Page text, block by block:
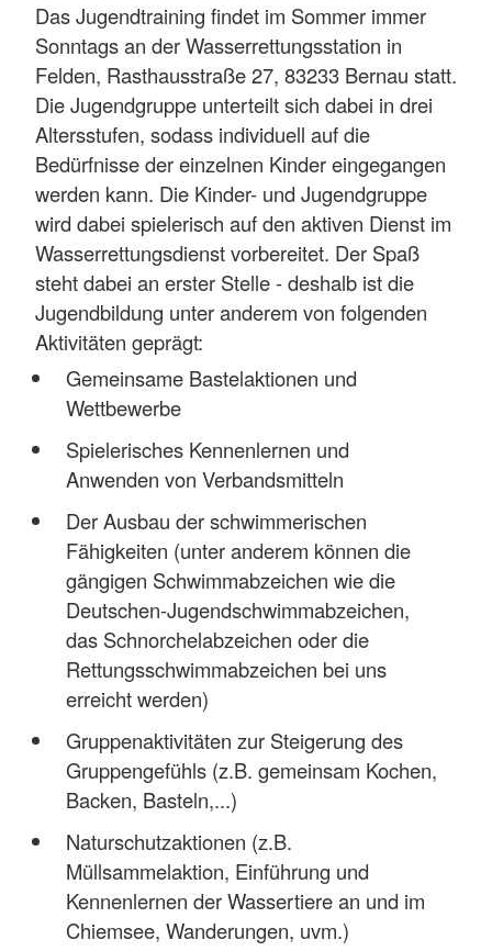
Das Jugendtraining findet im Sommer immer
Sonntags an der Wasserrettungsstation in
Felden, Rasthausstraße 27, 83233 Bernau statt.
Die Jugendgruppe unterteilt sich dabei in drei
Altersstufen, sodass individuell auf die
Bedürfnisse der einzelnen Kinder eingegangen
werden kann. Die Kinder- und Jugendgruppe
wird dabei spielerisch auf den aktiven Dienst im
Wasserrettungsdienst vorbereitet. Der Spaß
steht dabei an erster Stelle - deshalb ist die
Jugendbildung unter anderem von folgenden
Aktivitäten geprägt:
Gemeinsame Bastelaktionen und
Wettbewerbe
Spielerisches Kennenlernen und
Anwenden von Verbandsmitteln
Der Ausbau der schwimmerischen
Fähigkeiten (unter anderem können die
gängigen Schwimmabzeichen wie die
Deutschen-Jugendschwimmabzeichen,
das Schnorchelabzeichen oder die
Rettungsschwimmabzeichen bei uns
erreicht werden)
Gruppenaktivitäten zur Steigerung des
Gruppengefühls (z.B. gemeinsam Kochen,
Backen, Basteln,...)
Naturschutzaktionen (z.B.
Müllsammelaktion, Einführung und
Kennenlernen der Wassertiere an und im
Chiemsee, Wanderungen, uvm.)